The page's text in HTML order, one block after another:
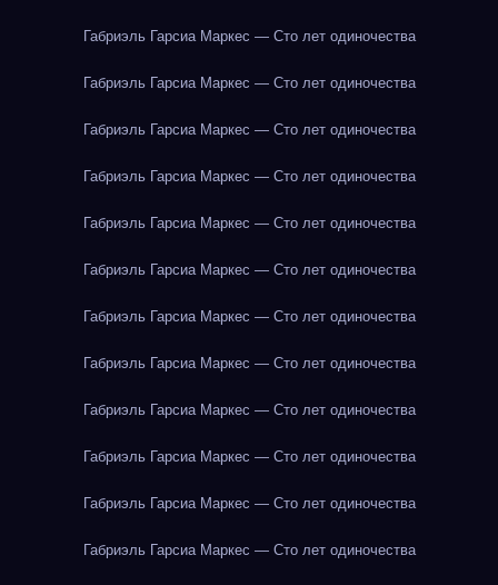
Габриэль Гарсиа Маркес — Сто лет одиночества
Габриэль Гарсиа Маркес — Сто лет одиночества
Габриэль Гарсиа Маркес — Сто лет одиночества
Габриэль Гарсиа Маркес — Сто лет одиночества
Габриэль Гарсиа Маркес — Сто лет одиночества
Габриэль Гарсиа Маркес — Сто лет одиночества
Габриэль Гарсиа Маркес — Сто лет одиночества
Габриэль Гарсиа Маркес — Сто лет одиночества
Габриэль Гарсиа Маркес — Сто лет одиночества
Габриэль Гарсиа Маркес — Сто лет одиночества
Габриэль Гарсиа Маркес — Сто лет одиночества
Габриэль Гарсиа Маркес — Сто лет одиночества